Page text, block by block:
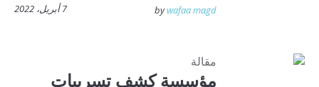
7 أبريل، 2022 bywafaa magd
مقالة
مؤسسة كشف تسريبات